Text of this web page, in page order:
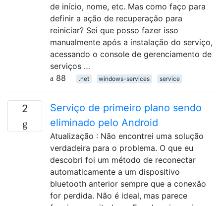
de início, nome, etc. Mas como faço para
definir a ação de recuperação para
reiniciar? Sei que posso fazer isso
manualmente após a instalação do serviço,
acessando o console de gerenciamento de
serviços …
88
.net windows-services service
2
Serviço de primeiro plano sendo
eliminado pelo Android
Atualização : Não encontrei uma solução
verdadeira para o problema. O que eu
descobri foi um método de reconectar
automaticamente a um dispositivo
bluetooth anterior sempre que a conexão
for perdida. Não é ideal, mas parece